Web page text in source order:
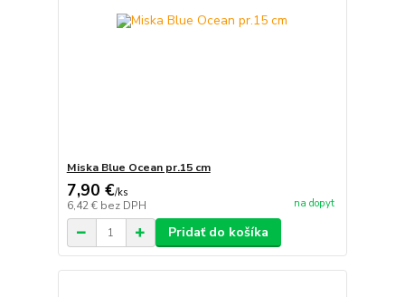
Miska Blue Ocean pr.15 cm
7,90 €/ks
6,42 € bez DPH na dopyt
Pridať do košíka